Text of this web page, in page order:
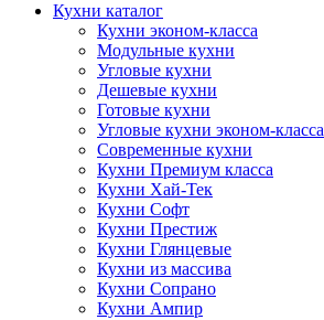
Кухни каталог
Кухни эконом-класса
Модульные кухни
Угловые кухни
Дешевые кухни
Готовые кухни
Угловые кухни эконом-класса
Современные кухни
Кухни Премиум класса
Кухни Хай-Тек
Кухни Софт
Кухни Престиж
Кухни Глянцевые
Кухни из массива
Кухни Сопрано
Кухни Ампир